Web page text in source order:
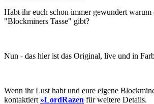
Habt ihr euch schon immer gewundert warum
"Blockminers Tasse" gibt?
Nun - das hier ist das Original, live und in
Wenn ihr Lust habt und eure eigene
kontaktiert »LordRazen für weitere Details.